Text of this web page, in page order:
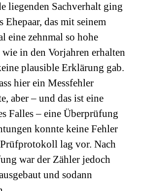
liegenden Sachverhalt ging
Ehepaar, das mit seinem
eine zehnmal so hohe
in den Vorjahren erhalten
plausible Erklärung gab.
hier ein Messfehler
aber – und das ist eine
Falles – eine Überprüfung
konnte keine Fehler
lag vor. Nach
war der Zähler jedoch
und sodann